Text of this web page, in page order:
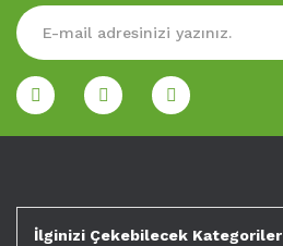
İlginizi Çekebilecek Kategoriler